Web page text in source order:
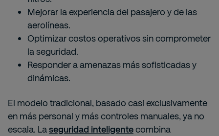
Mejorar la experiencia del pasajero y de las
aerolíneas.
Optimizar costos operativos sin comprometer
la seguridad.
Responder a amenazas más sofisticadas y
dinámicas.
El modelo tradicional, basado casi exclusivamente
en más personal y más controles manuales, ya no
escala. Laseguridad inteligentecombina